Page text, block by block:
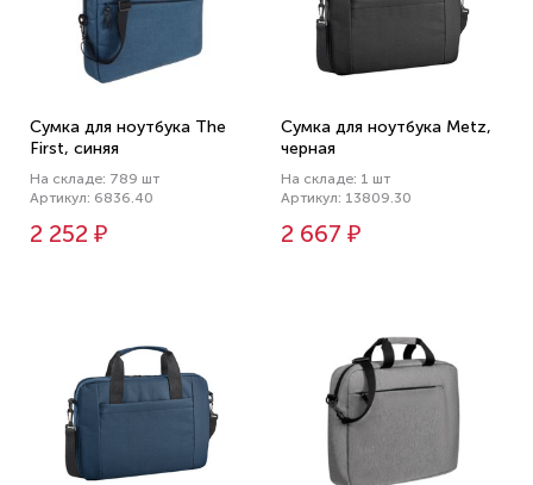
Сумка для ноутбука The
First, синяя
На складе: 789 шт
Артикул: 6836.40
2 252 ₽
Сумка для ноутбука Metz,
черная
На складе: 1 шт
Артикул: 13809.30
2 667 ₽